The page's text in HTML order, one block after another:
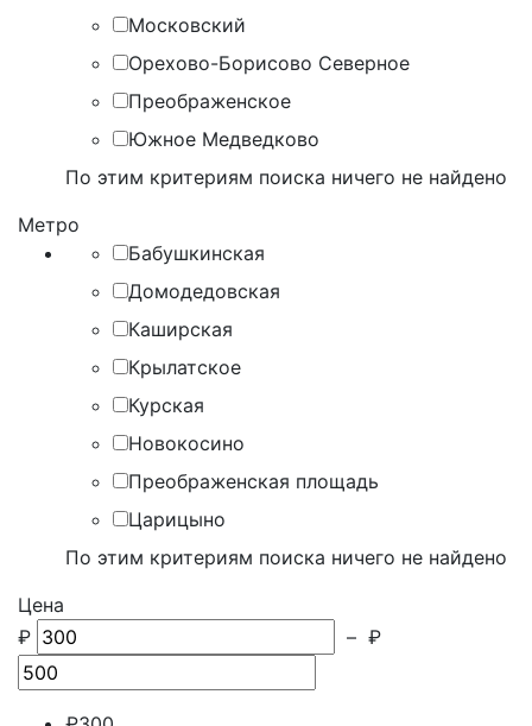
Московский
Орехово-Борисово Северное
Преображенское
Южное Медведково
По этим критериям поиска ничего не найдено
Метро
Бабушкинская
Домодедовская
Каширская
Крылатское
Курская
Новокосино
Преображенская площадь
Царицыно
По этим критериям поиска ничего не найдено
Цена
₽
– ₽